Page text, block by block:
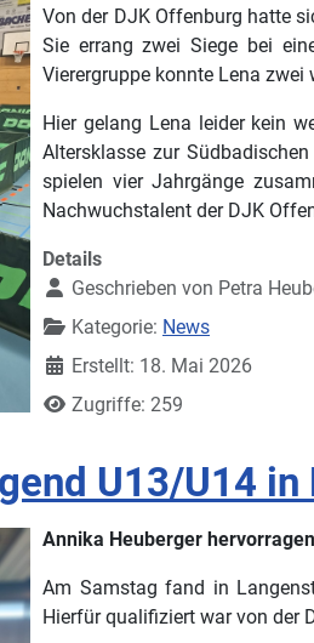
Von der DJK Offenburg hatte
Sie errang zwei Siege bei
Vierergruppe konnte Lena
Hier gelang Lena leider kein
Altersklasse zur
spielen vier Jahrgänge
Nachwuchstalent der DJK
Details
Geschrieben von Petra
Kategorie: News
Erstellt: 18. Mai 2026
Zugriffe: 259
U13/U14
Annika Heuberger
Am Samstag fand in
Hierfür qualifiziert war von der